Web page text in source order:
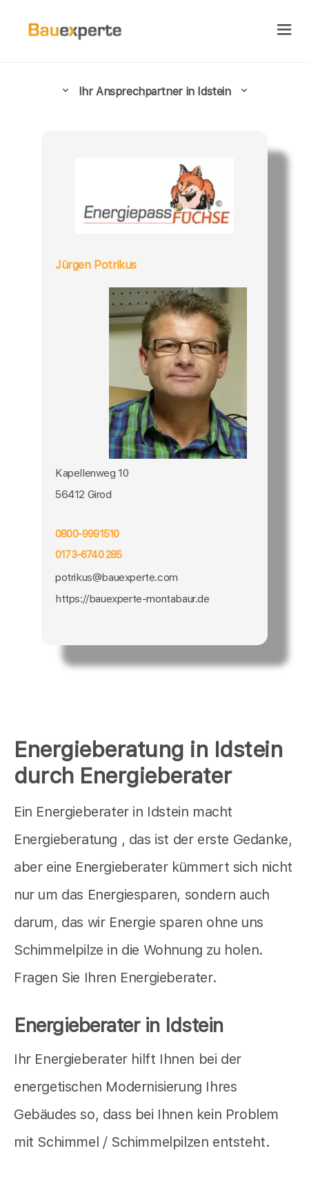
Energieberatung in Idstein
durch Energieberater
Ein Energieberater in Idstein macht
Energieberatung , das ist der erste Gedanke,
aber eine Energieberater kümmert sich nicht
nur um das Energiesparen, sondern auch
darum, das wir Energie sparen ohne uns
Schimmelpilze in die Wohnung zu holen.
Fragen Sie Ihren Energieberater.
Energieberater in Idstein
Ihr Energieberater hilft Ihnen bei der
energetischen Modernisierung Ihres
Gebäudes so, dass bei Ihnen kein Problem
mit Schimmel / Schimmelpilzen entsteht.
Ihr Ansprechpartner in Idstein
Jürgen Potrikus
Kapellenweg 10
56412 Girod
0800-9991510
0173-6740 285
potrikus@bauexperte.com
https://bauexperte-montabaur.de